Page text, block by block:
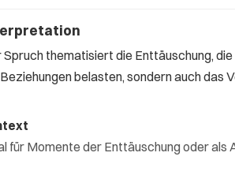
Spruch thematisiert die Enttäuschung,
belasten, sondern auch das
für Momente der Enttäuschung oder als